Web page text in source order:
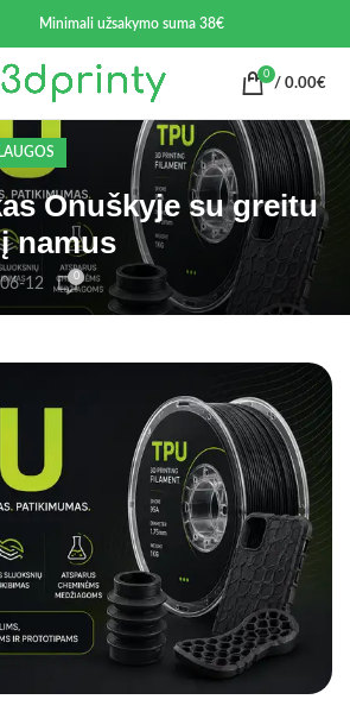
Minimali užsakymo suma 38€
0
/ 0.00€
Onuškyje su greitu
namus
12 0